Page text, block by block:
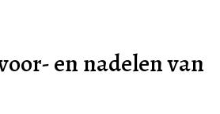
en nadelen van